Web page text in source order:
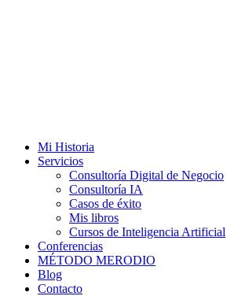
Mi Historia
Servicios
Consultoría Digital de Negocio
Consultoría IA
Casos de éxito
Mis libros
Cursos de Inteligencia Artificial
Conferencias
MÉTODO MERODIO
Blog
Contacto